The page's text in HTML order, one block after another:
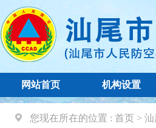
网站首页 机构设置
您现在所在的位置 : 首页 > 汕